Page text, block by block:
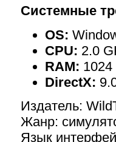
Системные
OS:
CPU: 2.0
RAM: 1024
DirectX:
Издатель:
Жанр:
Язык